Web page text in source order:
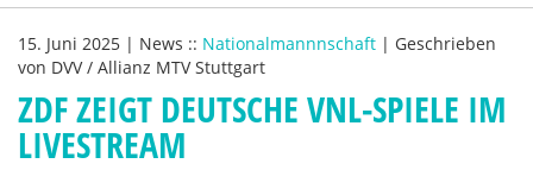
15. Juni 2025 | News :: Nationalmannnschaft | Geschrieben
von DVV / Allianz MTV Stuttgart
ZDF ZEIGT DEUTSCHE VNL-SPIELE IM
LIVESTREAM